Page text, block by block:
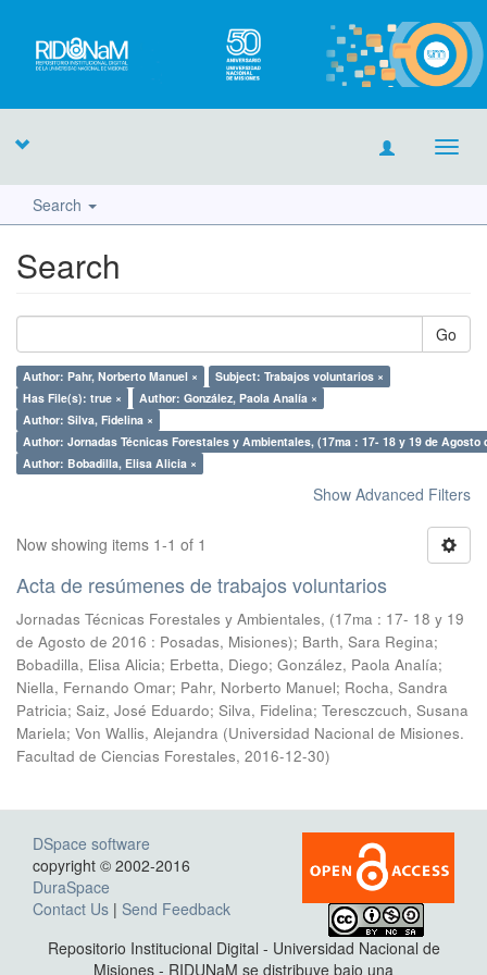
Search
Search
Go
Author: Pahr, Norberto Manuel ×
Subject: Trabajos voluntarios ×
Has File(s): true ×
Author: González, Paola Analía ×
Author: Silva, Fidelina ×
Author: Jornadas Técnicas Forestales y Ambientales, (17ma : 17- 18 y 19 de Agosto
Author: Bobadilla, Elisa Alicia ×
Show Advanced Filters
Now showing items 1-1 of 1
Acta de resúmenes de trabajos voluntarios
Jornadas Técnicas Forestales y Ambientales, (17ma : 17- 18 y 19
de Agosto de 2016 : Posadas, Misiones); Barth, Sara Regina;
Bobadilla, Elisa Alicia; Erbetta, Diego; González, Paola Analía;
Niella, Fernando Omar; Pahr, Norberto Manuel; Rocha, Sandra
Patricia; Saiz, José Eduardo; Silva, Fidelina; Teresczcuch, Susana
Mariela; Von Wallis, Alejandra (Universidad Nacional de Misiones.
Facultad de Ciencias Forestales, 2016-12-30)
DSpace software
copyright © 2002-2016
DuraSpace
Contact Us | Send Feedback
Repositorio Institucional Digital - Universidad Nacional de
Misiones - RIDUNaM se distribuye bajo una